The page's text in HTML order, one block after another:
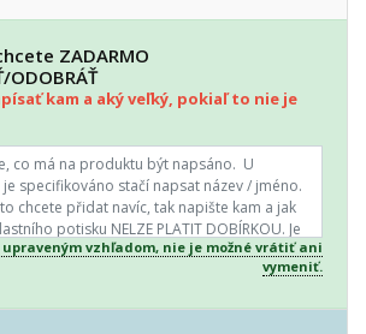
ZADARMO
ODOBRÁŤ
kam a aký veľký, pokiaľ to nie je
upraveným vzhľadom, nie je možné vrátiť ani
vymeniť.